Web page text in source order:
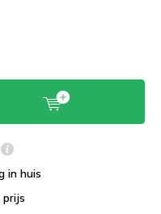
in huis